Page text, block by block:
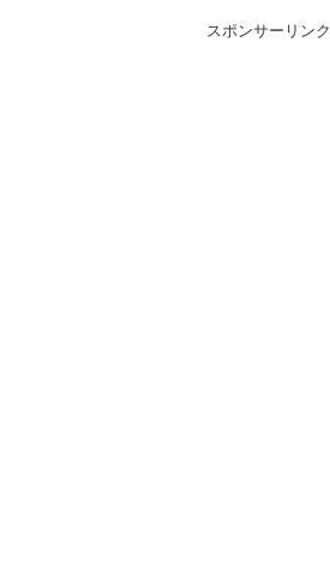
スポンサーリンク